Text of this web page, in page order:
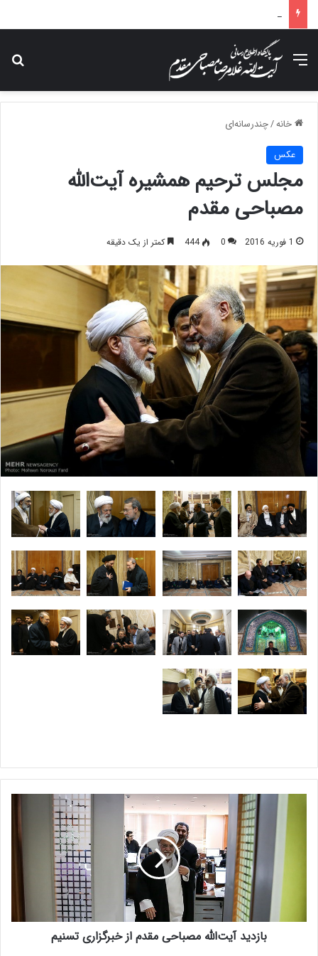
منو
خانه/چندرسانه‌ای
عکس
مجلس ترحیم همشیره آیت‌الله
مصباحی مقدم
1 فوریه 2016 0
444 کمتر از یک دقیقه
ت‌
بازدید آیت‌الله مصباحی مقدم از خبرگزاری تسنیم